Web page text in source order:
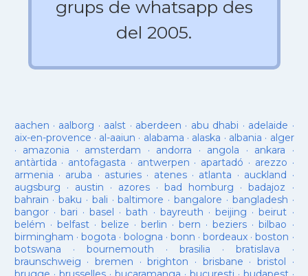
grups de whatsapp des
del 2005.
aachen · aalborg · aalst · aberdeen · abu dhabi · adelaide ·
aix-en-provence · al-aaiun · alabama · alaska · albania · alger
· amazonia · amsterdam · andorra · angola · ankara ·
antàrtida · antofagasta · antwerpen · apartadó · arezzo ·
armenia · aruba · asturies· atenes· atlanta · auckland ·
augsburg · austin · azores·bad homburg ·badajoz ·
bahrain ·baku · bali ·baltimore ·bangalore · bangladesh ·
bangor· bari ·basel ·bath · bayreuth ·beijing ·beirut ·
belém · belfast· belize · berlin ·bern ·beziers ·bilbao ·
birmingham · bogota · bologna ·bonn ·bordeaux ·boston ·
botswana · bournemouth ·brasilia ·bratislava ·
braunschweig · bremen ·brighton · brisbane · bristol ·